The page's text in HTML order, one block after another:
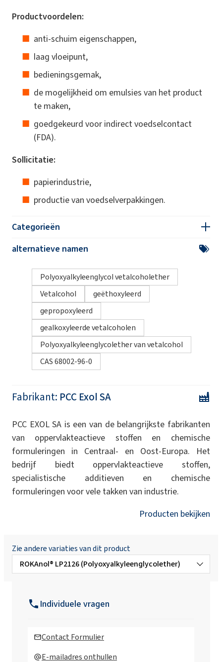
Productvoordelen:
anti-schuim eigenschappen,
laag vloeipunt,
bedieningsgemak,
de mogelijkheid om emulsies van het product
te maken,
goedgekeurd voor indirect voedselcontact
(FDA).
Sollicitatie:
papierindustrie,
productie van voedselverpakkingen.
Categorieën
alternatieve namen
Polyoxyalkyleenglycol vetalcoholether
Vetalcohol
geëthoxyleerd
gepropoxyleerd
gealkoxyleerde vetalcoholen
Polyoxyalkyleenglycolether van vetalcohol
CAS 68002-96-0
Fabrikant: PCC Exol SA
PCC EXOL SA is een van de belangrijkste fabrikanten
van oppervlakteactieve stoffen en chemische
formuleringen in Centraal- en Oost-Europa. Het
bedrijf biedt oppervlakteactieve stoffen,
specialistische additieven en chemische
formuleringen voor vele takken van industrie.
Producten bekijken
Zie andere variaties van dit product
ROKAnol® LP2126 (Polyoxyalkyleenglycolether)
ROKAnol®LP200
Individuele vragen
Contact Formulier
E-mailadres onthullen